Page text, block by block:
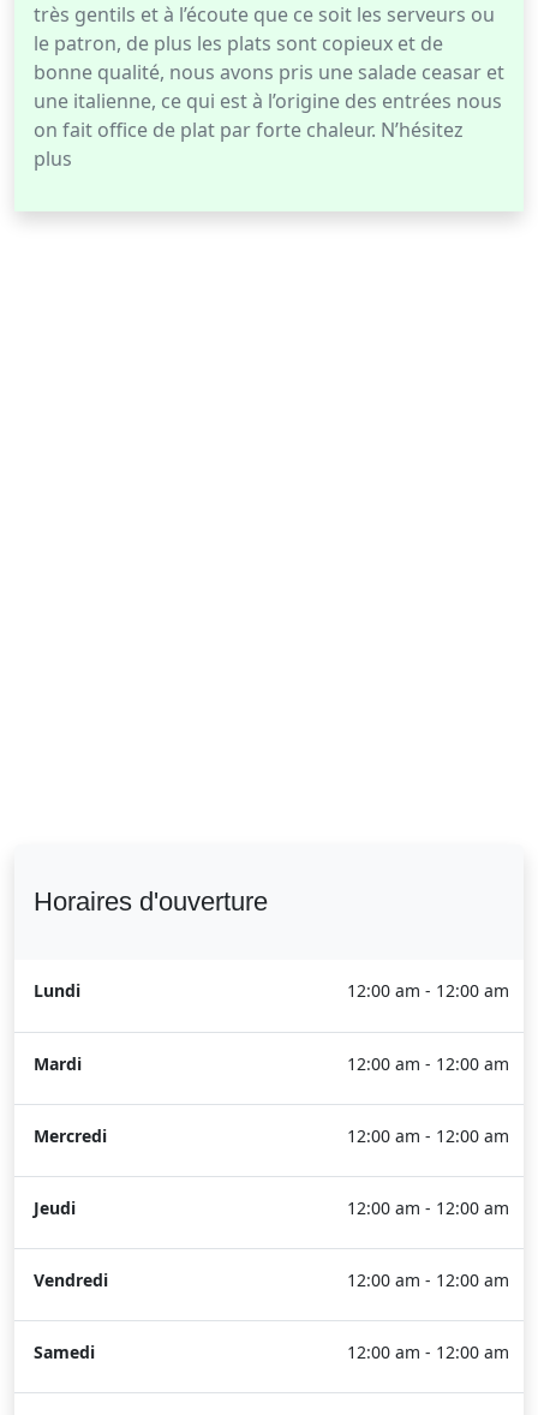
très gentils et à l’écoute que ce soit les serveurs ou
le patron, de plus les plats sont copieux et de
bonne qualité, nous avons pris une salade ceasar et
une italienne, ce qui est à l’origine des entrées nous
on fait office de plat par forte chaleur. N’hésitez
plus
Horaires d'ouverture
Lundi 12:00 am - 12:00 am
Mardi 12:00 am - 12:00 am
Mercredi 12:00 am - 12:00 am
Jeudi 12:00 am - 12:00 am
Vendredi 12:00 am - 12:00 am
Samedi 12:00 am - 12:00 am